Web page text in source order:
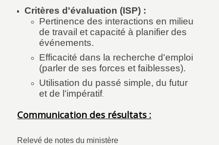
Critères d'évaluation (ISP) :
Pertinence des interactions en milieu
de travail et capacité à planifier des
événements.
Efficacité dans la recherche d'emploi
(parler de ses forces et faiblesses).
Utilisation du passé simple, du futur
et de l'impératif.
Communication des résultats :
Relevé de notes du ministère